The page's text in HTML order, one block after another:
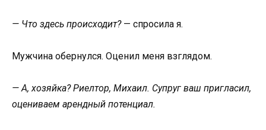
— Что здесь происходит?— спросила я.
Мужчина обернулся. Оценил меня взглядом.
— А, хозяйка? Риелтор, Михаил. Супруг ваш пригласил,
оцениваем арендный потенциал.